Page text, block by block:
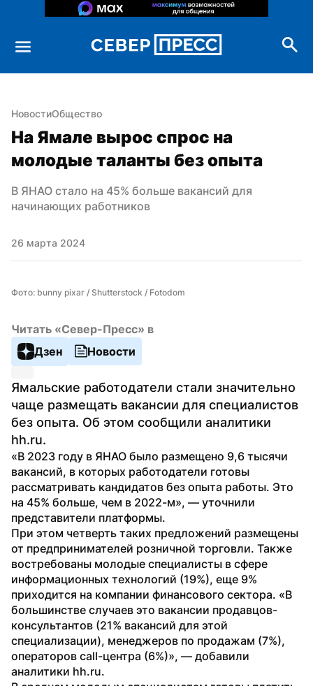
НовостиОбщество
На Ямале вырос спрос на
молодые таланты без опыта
В ЯНАО стало на 45% больше вакансий для
начинающих работников
26 марта 2024
Фото: bunny pixar / Shutterstock / Fotodom
Читать «Север-Пресс» в
Дзен
Новости
Ямальские работодатели стали значительно
чаще размещать вакансии для специалистов
без опыта. Об этом сообщили аналитики
hh.ru.
«В 2023 году в ЯНАО было размещено 9,6 тысячи
вакансий, в которых работодатели готовы
рассматривать кандидатов без опыта работы. Это
на 45% больше, чем в 2022-м», — уточнили
представители платформы.
При этом четверть таких предложений размещены
от предпринимателей розничной торговли. Также
востребованы молодые специалисты в сфере
информационных технологий (19%), еще 9%
приходится на компании финансового сектора. «В
большинстве случаев это вакансии продавцов-
консультантов (21% вакансий для этой
специализации), менеджеров по продажам (7%),
операторов call-центра (6%)», — добавили
аналитики hh.ru.